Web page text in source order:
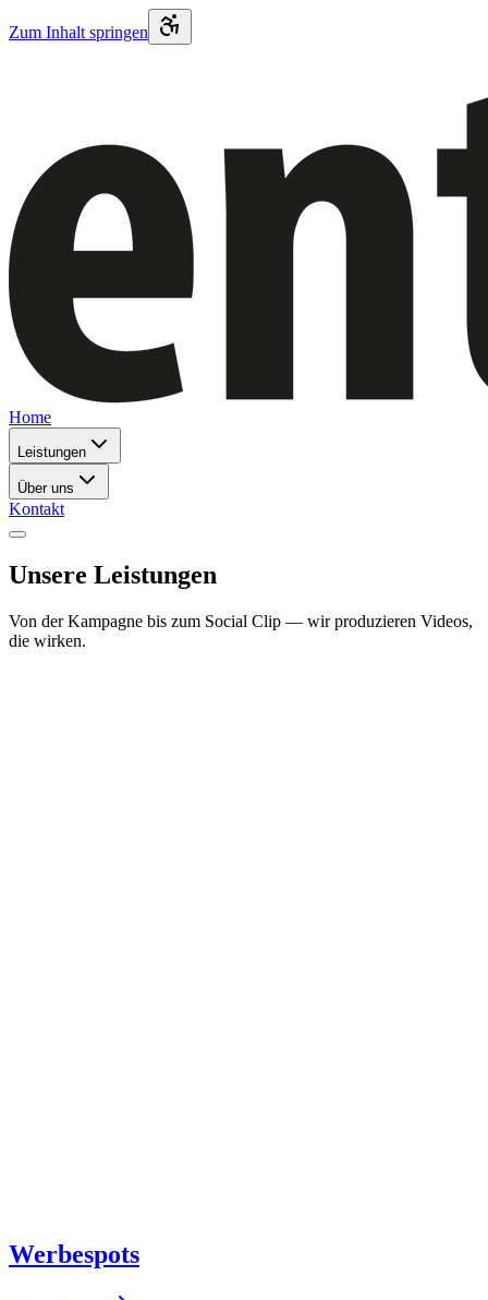
Zum Inhalt springen
Home
Leistungen
Über uns
Kontakt
Unsere Leistungen
Von der Kampagne bis zum Social Clip — wir produzieren Videos,
die wirken.
Werbespots